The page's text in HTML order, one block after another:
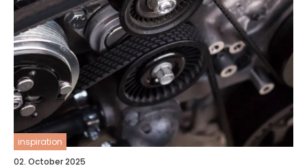
inspiration
02. October 2025